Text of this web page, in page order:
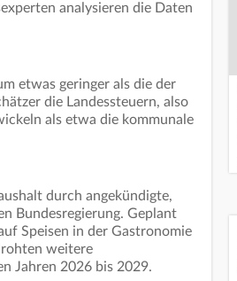
analysieren die Daten
etwas geringer als die der
die Landessteuern, also
als etwa die kommunale
durch angekündigte,
Bundesregierung. Geplant
Speisen in der Gastronomie
weitere
Jahren 2026 bis 2029.